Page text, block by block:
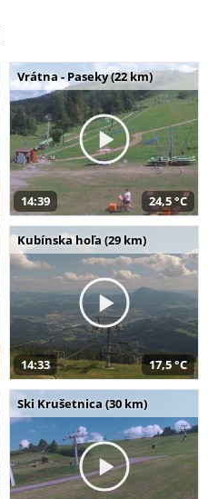
Vrátna - Paseky (22 km)
14:39 24,5 °C
Kubínska hoľa (29 km)
14:33 17,5 °C
Ski Krušetnica (30 km)